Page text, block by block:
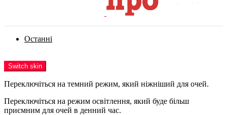
Останні
Switch skin
Переключіться на темний режим, який ніжніший для очей.
Переключіться на режим освітлення, який буде більш
приємним для очей в денний час.